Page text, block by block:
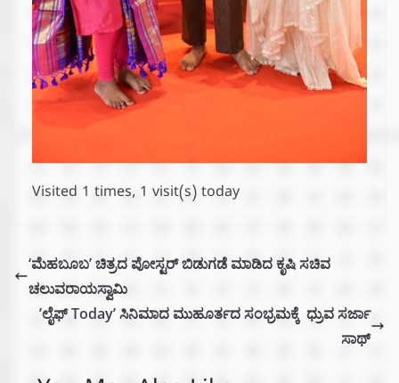
Visited 1 times, 1 visit(s) today
‘ಮೆಹಬೂಬ’ ಚಿತ್ರದ ಪೋಸ್ಟರ್ ಬಿಡುಗಡೆ ಮಾಡಿದ ಕೃಷಿ ಸಚಿವ
ಚಲುವರಾಯಸ್ವಾಮಿ
’ಲೈಫ್ Today’ ಸಿನಿಮಾದ ಮುಹೂರ್ತದ ಸಂಭ್ರಮಕ್ಕೆ ಧ್ರುವ ಸರ್ಜಾ
ಸಾಥ್